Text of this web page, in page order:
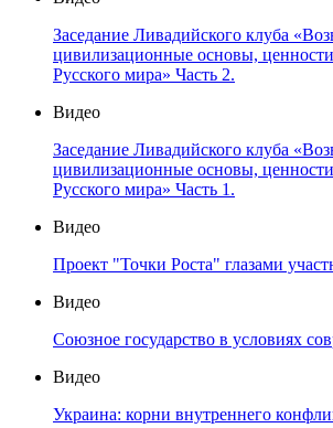
Заседание Ливадийского клуба
цивилизационные основы,
Русского мира» Часть 2.
Видео
Заседание Ливадийского клуба
цивилизационные основы,
Русского мира» Часть 1.
Видео
Проект "Точки Роста" глазами
Видео
Союзное государство в условиях
Видео
Украина: корни внутреннего